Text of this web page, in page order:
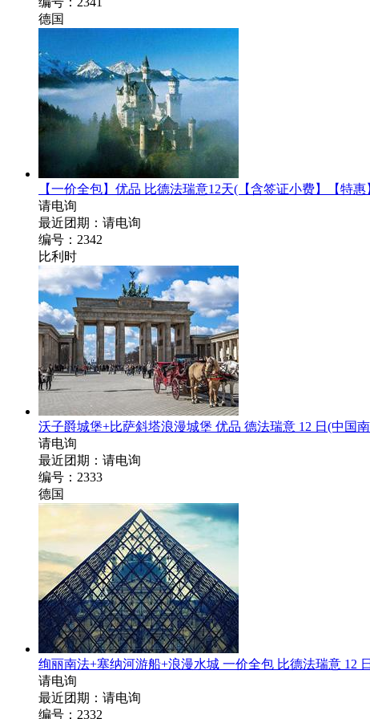
德国
【一价全包】优品 比德法瑞意12天(【含签证小费】【特
请电询
最近团期：请电询
编号：2342
比利时
沃子爵城堡+比萨斜塔浪漫城堡 优品 德法瑞意 12 日 (中国
请电询
最近团期：请电询
编号：2333
德国
绚丽南法+塞纳河游船+浪漫水城 一价全包 比德法瑞意 12 日
请电询
最近团期：请电询
编号：2332